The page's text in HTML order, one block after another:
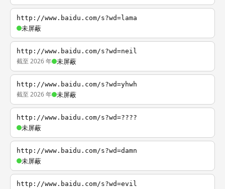
http://www.baidu.com/s?wd=lama
未屏蔽
http://www.baidu.com/s?wd=neil
截至 2026 年 未屏蔽
http://www.baidu.com/s?wd=yhwh
截至 2026 年 未屏蔽
http://www.baidu.com/s?wd=????
未屏蔽
http://www.baidu.com/s?wd=damn
未屏蔽
http://www.baidu.com/s?wd=evil